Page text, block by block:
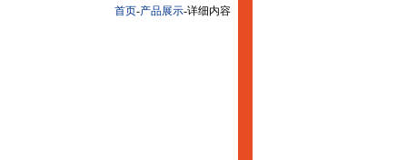
首页-产品展示-详细内容